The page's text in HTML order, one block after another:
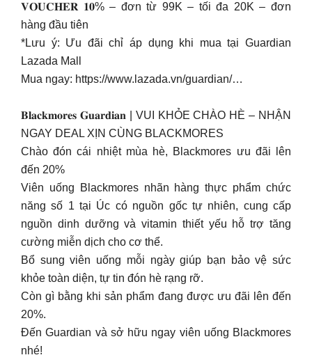
𝐕𝐎𝐔𝐂𝐇𝐄𝐑 𝟏𝟎% – đơn từ 99K – tối đa 20K – đơn
hàng đầu tiên
*Lưu ý: Ưu đãi chỉ áp dụng khi mua tại Guardian
Lazada Mall
Mua ngay: https://www.lazada.vn/guardian/…
𝐁𝐥𝐚𝐜𝐤𝐦𝐨𝐫𝐞𝐬 𝐆𝐮𝐚𝐫𝐝𝐢𝐚𝐧 | VUI KHỎE CHÀO HÈ – NHẬN
NGAY DEAL XỊN CÙNG BLACKMORES
Chào đón cái nhiệt mùa hè, Blackmores ưu đãi lên
đến 20%
Viên uống Blackmores nhãn hàng thực phẩm chức
năng số 1 tại Úc có nguồn gốc tự nhiên, cung cấp
nguồn dinh dưỡng và vitamin thiết yếu hỗ trợ tăng
cường miễn dịch cho cơ thể.
Bổ sung viên uống mỗi ngày giúp bạn bảo vệ sức
khỏe toàn diện, tự tin đón hè rạng rỡ.
Còn gì bằng khi sản phẩm đang được ưu đãi lên đến
20%.
Đến Guardian và sở hữu ngay viên uống Blackmores
nhé!